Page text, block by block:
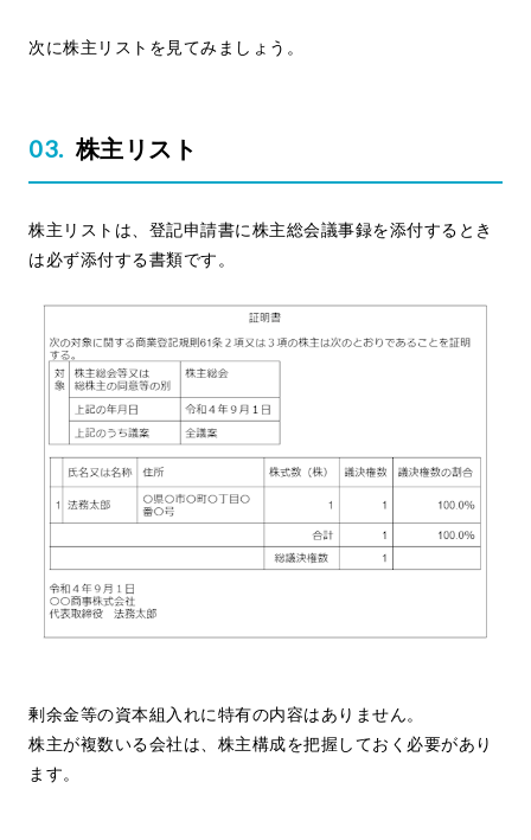
次に株主リストを見てみましょう。
株主リスト
株主リストは、登記申請書に株主総会議事録を添付するとき
は必ず添付する書類です。
剰余金等の資本組入れに特有の内容はありません。
株主が複数いる会社は、株主構成を把握しておく必要があり
ます。